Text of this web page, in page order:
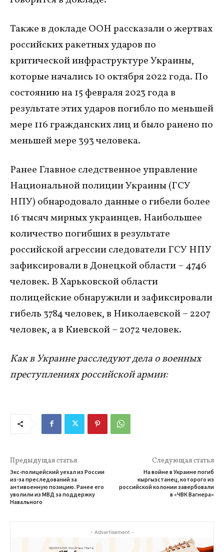
Также в докладе ООН рассказали о жертвах
российских ракетных ударов по
критической инфраструктуре Украины,
которые начались 10 октября 2022 года. По
состоянию на 15 февраля 2023 года в
результате этих ударов погибло по меньшей
мере 116 гражданских лиц и было ранено по
меньшей мере 393 человека.
Ранее Главное следственное управление
Национальной полиции Украины (ГСУ
НПУ) обнародовало данные о гибели более
16 тысяч мирных украинцев. Наибольшее
количество погибших в результате
российской агрессии следователи ГСУ НПУ
зафиксировали в Донецкой области – 4746
человек. В Харьковской области
полицейские обнаружили и зафиксировали
гибель 3784 человек, в Николаевской – 2207
человек, а в Киевской – 2072 человек.
Как в Украине расследуют дела о военных
преступлениях российской армии:
Предыдущая статья
Экс-полицейский уехал из России
из-за преследований за
антивоенную позицию. Ранее его
уволили из МВД за поддержку
Навального
Следующая статья
На войне в Украине погиб
кыргызстанец, которого из
российской колонии завербовали
в «ЧВК Вагнера»
- Advertisement -